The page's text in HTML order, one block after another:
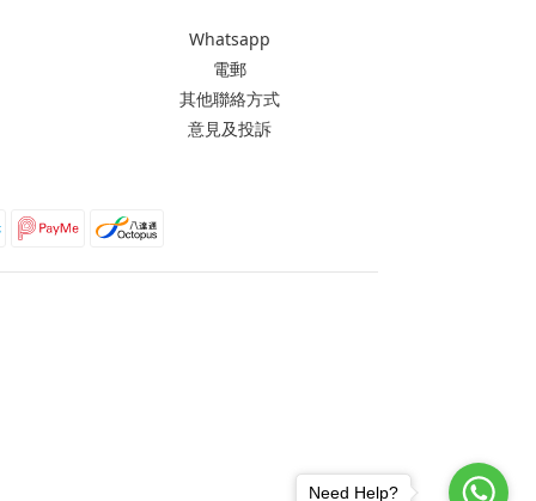
Whatsapp
電郵
其他聯絡方式
意見及投訴
Need Help?